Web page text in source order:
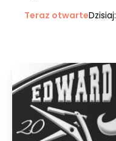
Teraz otwarteDzisiaj: